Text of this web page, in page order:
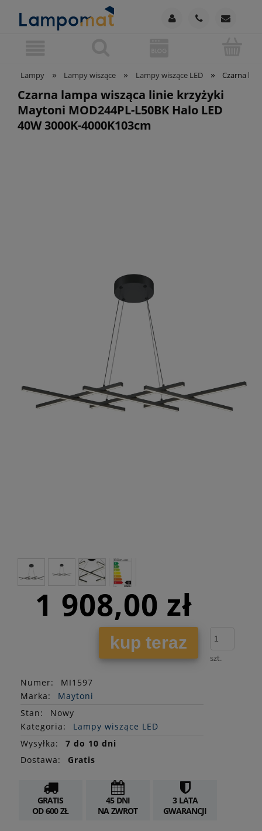
Lampy » Lampy wiszące » Lampy wiszące LED » Czarna
Czarna lampa wisząca linie krzyżyki
Maytoni MOD244PL-L50BK Halo LED
40W 3000K-4000K103cm
1 908,00 zł
kup teraz
szt.
Numer:
MI1597
Marka:
Maytoni
Stan:
Nowy
Kategoria:
Lampy wiszące LED
Wysyłka:
7 do 10 dni
Dostawa:
Gratis
GRATIS
OD 600 ZŁ
45 DNI
NA ZWROT
3 LATA
GWARANCJI